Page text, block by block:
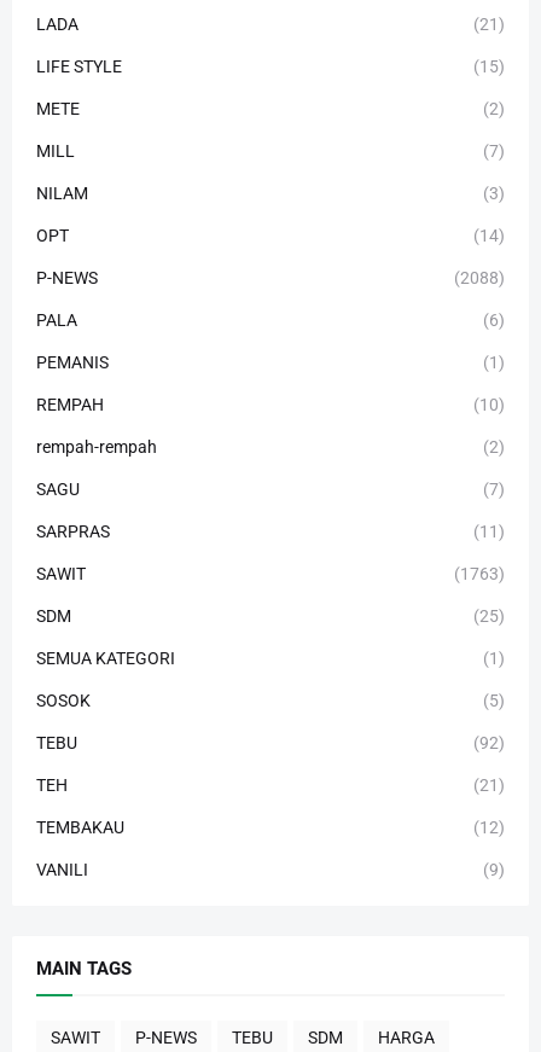
LADA (21)
LIFE STYLE (15)
METE (2)
MILL (7)
NILAM (3)
OPT (14)
P-NEWS (2088)
PALA (6)
PEMANIS (1)
REMPAH (10)
rempah-rempah (2)
SAGU (7)
SARPRAS (11)
SAWIT (1763)
SDM (25)
SEMUA KATEGORI (1)
SOSOK (5)
TEBU (92)
TEH (21)
TEMBAKAU (12)
VANILI (9)
MAIN TAGS
SAWIT P-NEWS TEBU SDM HARGA